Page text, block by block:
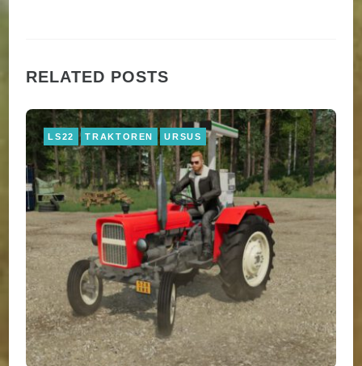
RELATED POSTS
LS22 TRAKTOREN URSUS